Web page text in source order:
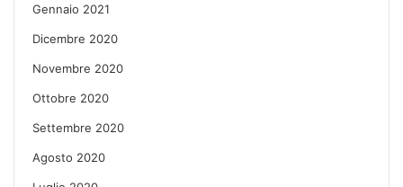
Gennaio 2021
Dicembre 2020
Novembre 2020
Ottobre 2020
Settembre 2020
Agosto 2020